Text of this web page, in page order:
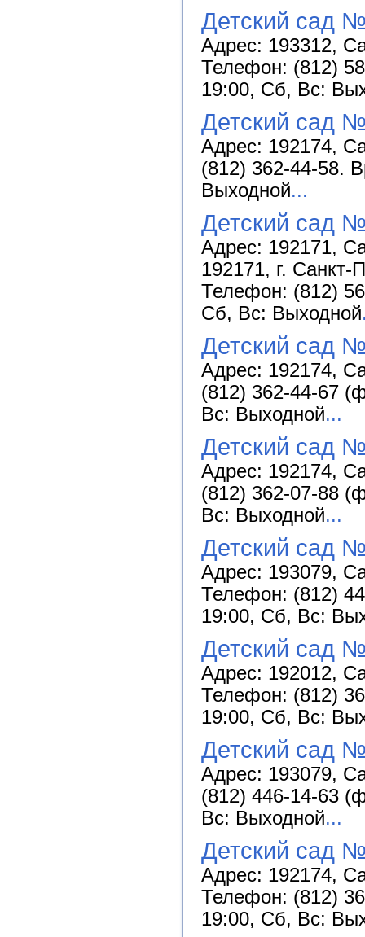
Детский сад
Адрес: 193312,
Телефон: (812)
19:00, Сб, Вс:
Детский сад
Адрес: 192174,
(812) 362-44-58.
Выходной...
Детский сад
Адрес: 192171,
192171, г. Санкт-
Телефон: (812)
Сб, Вс: Выходной
Детский сад
Адрес: 192174,
(812) 362-44-67
Вс: Выходной...
Детский сад
Адрес: 192174,
(812) 362-07-88
Вс: Выходной...
Детский сад
Адрес: 193079,
Телефон: (812)
19:00, Сб, Вс:
Детский сад
Адрес: 192012,
Телефон: (812)
19:00, Сб, Вс:
Детский сад
Адрес: 193079,
(812) 446-14-63
Вс: Выходной...
Детский сад
Адрес: 192174,
Телефон: (812)
19:00, Сб, Вс: